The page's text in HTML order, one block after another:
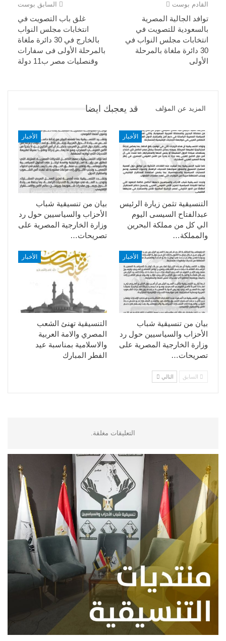
السابق بوست
غلق باب التصويت في
انتخابات مجلس النواب
بالخارج في 30 دائرة ملغاة
بالمرحلة الأولى فى سفارات
وقنصليات مصر ب11 دولة
القادم بوست
توافد الجالية المصرية
بالسعودية للتصويت في
انتخابات مجلس النواب في
30 دائرة ملغاة بالمرحلة
الأولى
قد يعجبك ايضا المزيد عن المؤلف
الأخبار
بيان من تنسيقية شباب
الأحزاب والسياسيين حول رد
وزارة الخارجية المصرية على
تصريحات…
الأخبار
التنسيقية تثمن زيارة الرئيس
عبدالفتاح السيسى اليوم
الي كل من مملكة البحرين
والمملكة…
الأخبار
التنسيقية تهنئ الشعب
المصري والامة العربية
والاسلامية بمناسبة عيد
الفطر المبارك
الأخبار
بيان من تنسيقية شباب
الأحزاب والسياسيين حول رد
وزارة الخارجية المصرية على
تصريحات…
السابق التالي
التعليقات مغلقة.